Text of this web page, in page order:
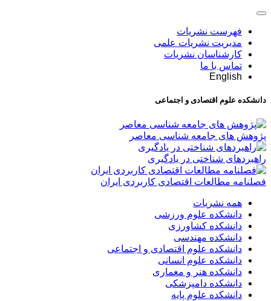
فهرست نشریات
مدیریت نشریات علمی
کارشناسان نشریات
تماس با ما
English
دانشکده علوم اقتصادی و اجتماعی
پژوهش های جامعه شناسی معاصر
راهبردهای شناختی در یادگیری
فصلنامه مطالعات اقتصادی کاربردی ایران
همه نشریات
دانشکده علوم ورزشی
دانشکده کشاورزی
دانشکده مهندسی
دانشکده علوم اقتصادی و اجتماعی
دانشکده علوم انسانی
دانشکده هنر و معماری
دانشکده دامپزشکی
دانشکده علوم پایه